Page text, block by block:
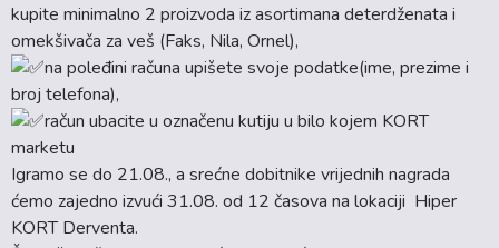
kupite minimalno 2 proizvoda iz asortimana deterdženata i
omekšivača za veš (Faks, Nila, Ornel),
na poleđini računa upišete svoje podatke(ime, prezime i
broj telefona),
račun ubacite u označenu kutiju u bilo kojem KORT
marketu
Igramo se do 21.08., a srećne dobitnike vrijednih nagrada
ćemo zajedno izvući 31.08. od 12 časova na lokaciji Hiper
KORT Derventa.